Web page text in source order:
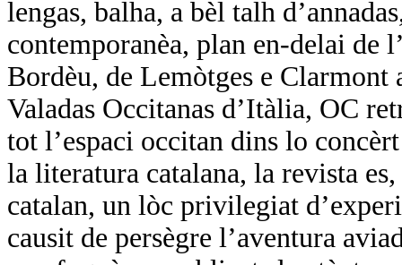
lengas, balha, a bèl talh
contemporanèa, plan en-delai de
Bordèu, de Lemòtges e Clarmont
Valadas Occitanas d’Itàlia, OC
tot l’espaci occitan dins lo
la literatura catalana, la revista
catalan, un lòc privilegiat
causit de persègre l’aventura